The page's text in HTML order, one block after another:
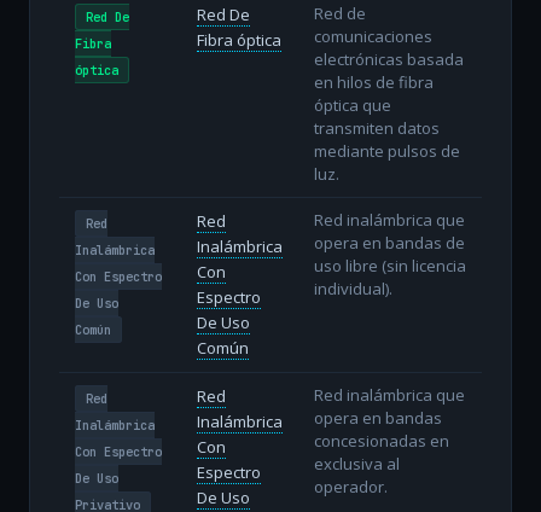
Red De
Fibra
óptica
Red De
Fibra óptica
Red de
comunicaciones
electrónicas basada
en hilos de fibra
óptica que
transmiten datos
mediante pulsos de
luz.
Red
Inalámbrica
Con Espectro
De Uso
Común
Red
Inalámbrica
Con
Espectro
De Uso
Común
Red inalámbrica que
opera en bandas de
uso libre (sin licencia
individual).
Red
Inalámbrica
Con Espectro
De Uso
Privativo
Red
Inalámbrica
Con
Espectro
De Uso
Red inalámbrica que
opera en bandas
concesionadas en
exclusiva al
operador.